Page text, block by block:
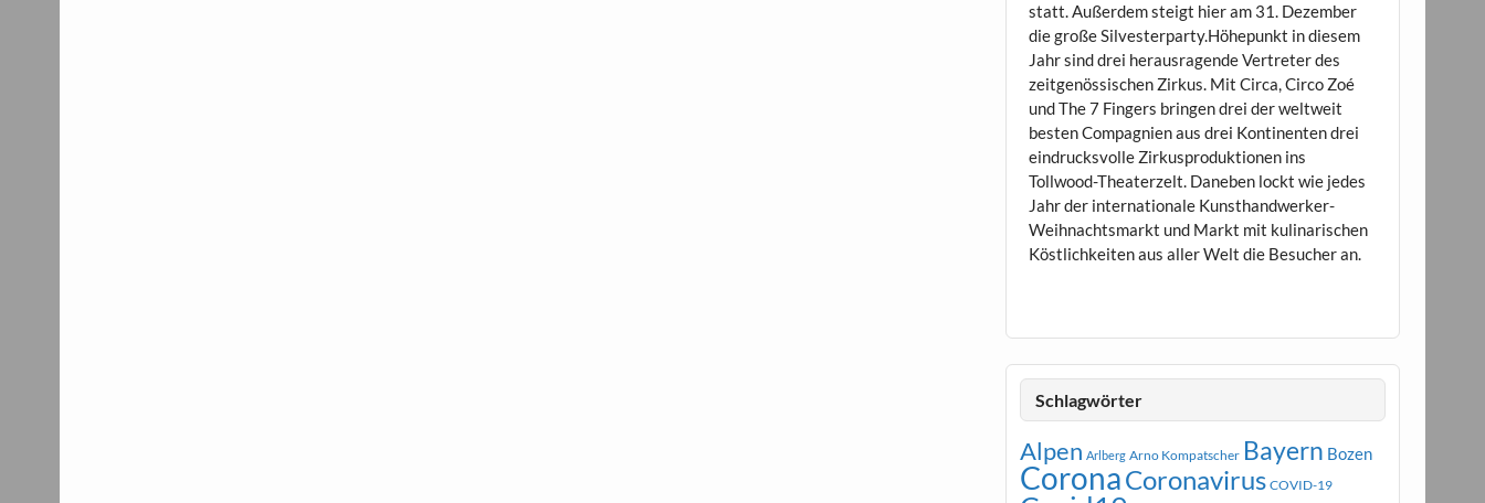
statt. Außerdem steigt hier am 31. Dezember
die große Silvesterparty.Höhepunkt in diesem
Jahr sind drei herausragende Vertreter des
zeitgenössischen Zirkus. Mit Circa, Circo Zoé
und The 7 Fingers bringen drei der weltweit
besten Compagnien aus drei Kontinenten drei
eindrucksvolle Zirkusproduktionen ins
Tollwood-Theaterzelt. Daneben lockt wie jedes
Jahr der internationale Kunsthandwerker-
Weihnachtsmarkt und Markt mit kulinarischen
Köstlichkeiten aus aller Welt die Besucher an.
Schlagwörter
Alpen Arlberg Arno Kompatscher Bayern Bozen
CoronaCoronavirus COVID-19